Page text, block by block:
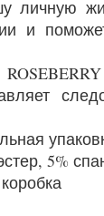
личную
и
5%